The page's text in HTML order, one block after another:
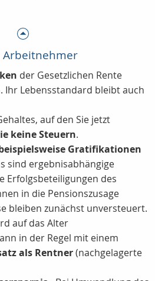
Arbeitnehmer
der Gesetzlichen Rente
Ihr Lebensstandard bleibt auch
auf den Sie jetzt
keine Steuern.
Gratifikationen
sind ergebnisabhängige
Erfolgsbeteiligungen des
in die Pensionszusage
bleiben zunächst unversteuert.
auf das Alter
in der Regel mit einem
als Rentner(nachgelagerte